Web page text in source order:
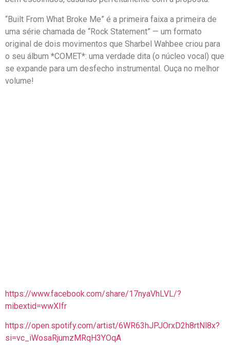
“Built From What Broke Me” é a primeira faixa a primeira de
uma série chamada de “Rock Statement” — um formato
original de dois movimentos que Sharbel Wahbee criou para
o seu álbum *COMET*: uma verdade dita (o núcleo vocal) que
se expande para um desfecho instrumental. Ouça no melhor
volume!
https://www.facebook.com/share/17nyaVhLVL/?
mibextid=wwXIfr
https://open.spotify.com/artist/6WR63hJPJOrxD2h8rtNl8x?
si=vc_iWosaRjumzMRqH3YOqA